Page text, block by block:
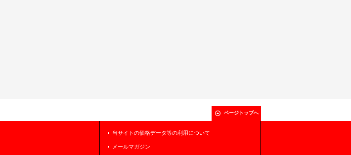
ページトップへ
当サイトの価格データ等の利用について
メールマガジン